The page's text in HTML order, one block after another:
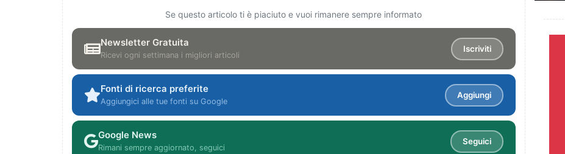
Se questo articolo ti è piaciuto e vuoi rimanere sempre informato
Newsletter Gratuita
Ricevi ogni settimana i migliori articoli
Iscriviti
Fonti di ricerca preferite
Aggiungici alle tue fonti su Google
Aggiungi
Google News
Rimani sempre aggiornato, seguici
Seguici